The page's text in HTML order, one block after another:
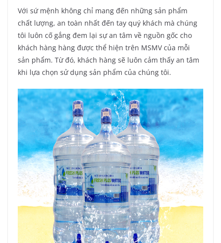
Với sứ mệnh không chỉ mang đến những sản phẩm
chất lượng, an toàn nhất đến tay quý khách mà chúng
tôi luôn cố gắng đem lại sự an tâm về nguồn gốc cho
khách hàng hàng được thể hiện trên MSMV của mỗi
sản phẩm. Từ đó, khách hàng sẽ luôn cảm thấy an tâm
khi lựa chọn sử dụng sản phẩm của chúng tôi.